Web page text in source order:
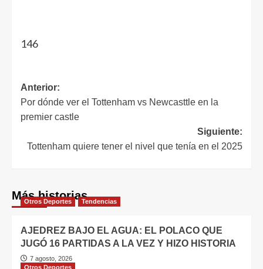
146
Anterior:
Por dónde ver el Tottenham vs Newcasttle en la
premier castle
Siguiente:
Tottenham quiere tener el nivel que tenía en el 2025
Más historias
Otros Deportes Tendencias
AJEDREZ BAJO EL AGUA: EL POLACO QUE
JUGÓ 16 PARTIDAS A LA VEZ Y HIZO HISTORIA
7 agosto, 2026
Otros Deportes